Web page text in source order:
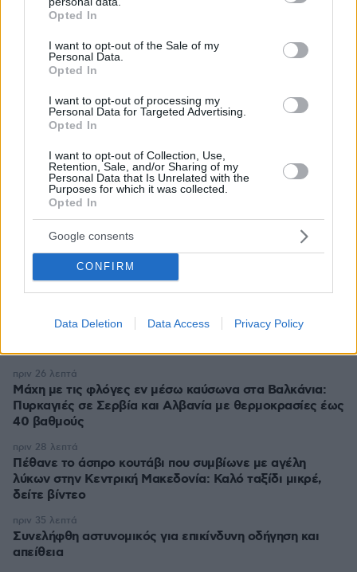
grant or deny consent to Google and its third-party tags to
use your data for below specified purposes in below Google
consent section.
Opted In
I want to opt-out of the Sale of my
Personal Data.
Opted In
I want to opt-out of processing my
Personal Data for Targeted Advertising.
Opted In
I want to opt-out of Collection, Use,
Retention, Sale, and/or Sharing of my
Personal Data that Is Unrelated with the
Purposes for which it was collected.
Opted In
Google consents
CONFIRM
Data Deletion Data Access Privacy Policy
Europe
Βερμούδες: Όλα τα στυλ που θα φοράμε μέχρι το
φθινόπωρο
Αγγούρια της θάλασσας: Το παράξενο είδος του
ελληνικού βυθού που θεωρείται λιχουδιά στην Ασία
Οι Xώρες του Αιγαίου: Περιπλάνηση στην ψυχή των
νησιών
Η Τραμπζονσπόρ ανακοίνωσε και επίσημα τη μεταγραφή
του Σαλάχ: Θα παίρνει 17 εκατομμύρια τον χρόνο
πριν 18 λεπτά
Στην Ίμπιζα με τον νέο της σύντροφο η Κιάρα Φεράνι
Το «πριν και το μετά» της πρόσκρουσης του πυραύλου
της SpaceX στη Σελήνη: Τι δείχνουν φωτογραφίες
Μάχη με τις φλόγες εν μέσω καύσωνα στα Βαλκάνια:
Πυρκαγιές σε Σερβία και Αλβανία με θερμοκρασίες έως
40 βαθμούς
πριν 26 λεπτά
Πέθανε το άσπρο κουτάβι που συμβίωνε με αγέλη
λύκων στην Κεντρική Μακεδονία: Καλό ταξίδι μικρέ,
δείτε βίντεο
πριν 28 λεπτά
Συνελήφθη αστυνομικός για επικίνδυνη οδήγηση και
απείθεια
πριν 35 λεπτά